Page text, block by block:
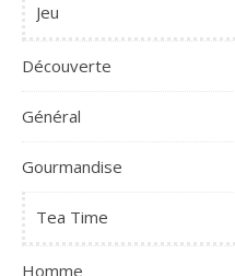
Jeu
Découverte
Général
Gourmandise
Tea Time
Homme